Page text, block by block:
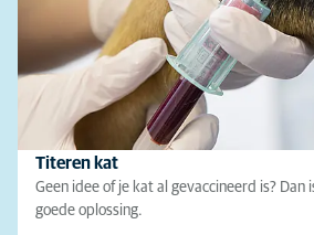
Titeren kat
Geen idee of je kat al gevaccineerd is? Dan
goede oplossing.